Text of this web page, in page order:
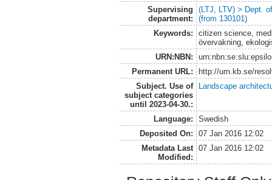
Supervising
department:
(LTJ, LTV) > Dept.
(from 130101)
Keywords:
citizen science,
övervakning,
URN:NBN:
Permanent URL:
http://urn.kb.se/
Subject. Use of
subject categories
until 2023-04-30.:
Landscape
Language:
Swedish
Deposited On:
07 Jan 2016 12:02
Metadata Last
Modified:
07 Jan 2016 12:02